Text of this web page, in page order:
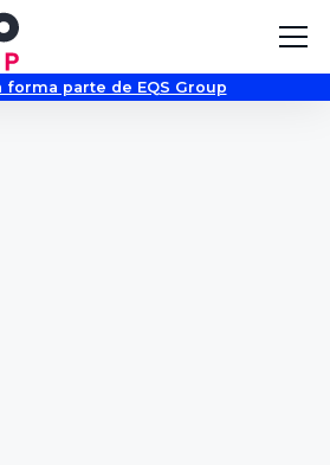
forma parte de EQS Group